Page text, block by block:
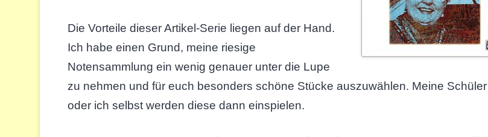
Die Vorteile dieser Artikel-Serie liegen auf der Hand.
Ich habe einen Grund, meine riesige
Notensammlung ein wenig genauer unter die Lupe
zu nehmen und für euch besonders schöne Stücke auszuwählen. Meine Schüler
oder ich selbst werden diese dann einspielen.